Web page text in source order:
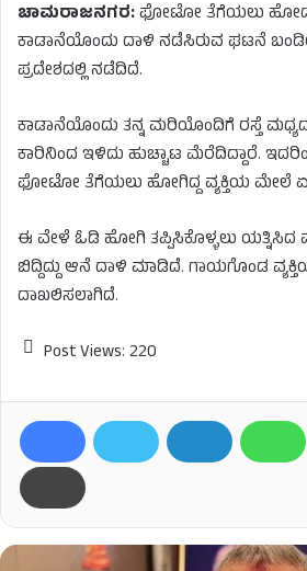
ಚಾಮರಾಜನಗರ:ಫೋಟೋ ತೆಗೆಯಲು
ಕಾಡಾನೆಯೊಂದು ದಾಳಿ ನಡೆಸಿರುವ ಘಟನೆ
ಪ್ರದೇಶದಲ್ಲಿ ನಡೆದಿದೆ.
ಕಾಡಾನೆಯೊಂದು ತನ್ನ ಮರಿಯೊಂದಿಗೆ ರಸ್ತೆ
ಕಾರಿನಿಂದ ಇಳಿದು ಹುಚ್ಚಾಟ ಮೆರೆದಿದ್ದಾರೆ.
ಫೋಟೋ ತೆಗೆಯಲು ಹೋಗಿದ್ದ ವ್ಯಕ್ತಿಯ ಮೇಲೆ
ಈ ವೇಳೆ ಓಡಿ ಹೋಗಿ ತಪ್ಪಿಸಿಕೊಳ್ಳಲು ಯತ್ನಿಸಿದ
ಬಿದ್ದಿದ್ದು ಆನೆ ದಾಳಿ ಮಾಡಿದೆ. ಗಾಯಗೊಂಡ
ದಾಖಲಿಸಲಾಗಿದೆ.
Post Views: 220